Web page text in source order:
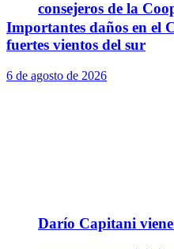
consejeros de la
Darío Capitani
Importantes daños en el
fuertes vientos del sur
6 de agosto de 2026